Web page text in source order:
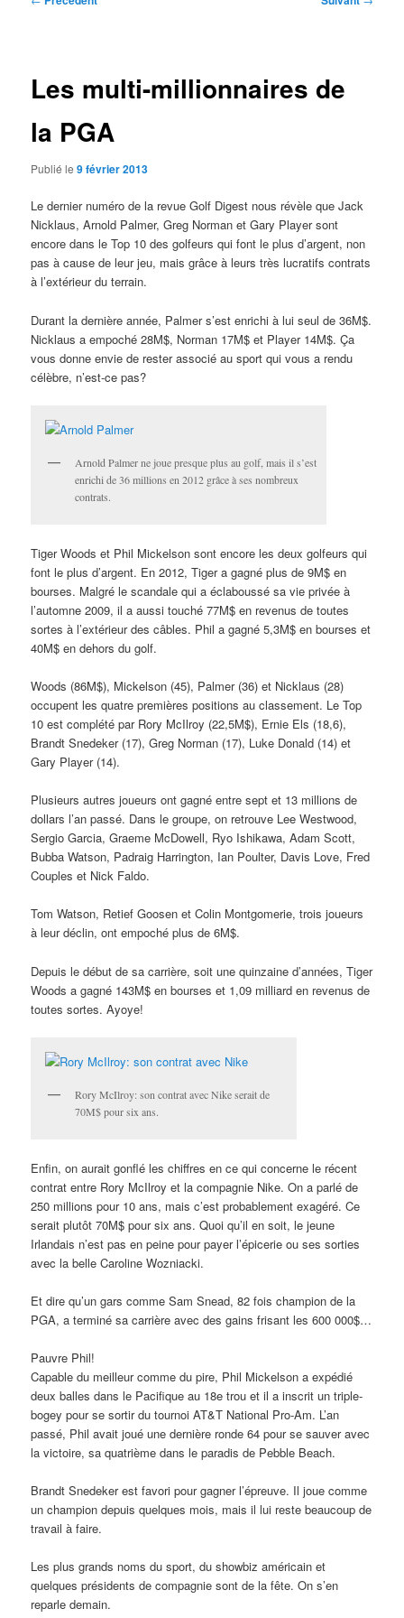
Les multi-millionnaires de
la PGA
Publié le9 février 2013
Le dernier numéro de la revue Golf Digest nous révèle que Jack
Nicklaus, Arnold Palmer, Greg Norman et Gary Player sont
encore dans le Top 10 des golfeurs qui font le plus d’argent, non
pas à cause de leur jeu, mais grâce à leurs très lucratifs contrats
à l’extérieur du terrain.
Durant la dernière année, Palmer s’est enrichi à lui seul de 36M$.
Nicklaus a empoché 28M$, Norman 17M$ et Player 14M$. Ça
vous donne envie de rester associé au sport qui vous a rendu
célèbre, n’est-ce pas?
Arnold Palmer ne joue presque plus au golf, mais il s’est
enrichi de 36 millions en 2012 grâce à ses nombreux
contrats.
Tiger Woods et Phil Mickelson sont encore les deux golfeurs qui
font le plus d’argent. En 2012, Tiger a gagné plus de 9M$ en
bourses. Malgré le scandale qui a éclaboussé sa vie privée à
l’automne 2009, il a aussi touché 77M$ en revenus de toutes
sortes à l’extérieur des câbles. Phil a gagné 5,3M$ en bourses et
40M$ en dehors du golf.
Woods (86M$), Mickelson (45), Palmer (36) et Nicklaus (28)
occupent les quatre premières positions au classement. Le Top
10 est complété par Rory McIlroy (22,5M$), Ernie Els (18,6),
Brandt Snedeker (17), Greg Norman (17), Luke Donald (14) et
Gary Player (14).
Plusieurs autres joueurs ont gagné entre sept et 13 millions de
dollars l’an passé. Dans le groupe, on retrouve Lee Westwood,
Sergio Garcia, Graeme McDowell, Ryo Ishikawa, Adam Scott,
Bubba Watson, Padraig Harrington, Ian Poulter, Davis Love, Fred
Couples et Nick Faldo.
Tom Watson, Retief Goosen et Colin Montgomerie, trois joueurs
à leur déclin, ont empoché plus de 6M$.
Depuis le début de sa carrière, soit une quinzaine d’années, Tiger
Woods a gagné 143M$ en bourses et 1,09 milliard en revenus de
toutes sortes. Ayoye!
Rory McIlroy: son contrat avec Nike serait de
70M$ pour six ans.
Enfin, on aurait gonflé les chiffres en ce qui concerne le récent
contrat entre Rory McIlroy et la compagnie Nike. On a parlé de
250 millions pour 10 ans, mais c’est probablement exagéré. Ce
serait plutôt 70M$ pour six ans. Quoi qu’il en soit, le jeune
Irlandais n’est pas en peine pour payer l’épicerie ou ses sorties
avec la belle Caroline Wozniacki.
Et dire qu’un gars comme Sam Snead, 82 fois champion de la
PGA, a terminé sa carrière avec des gains frisant les 600 000$…
Pauvre Phil!
Capable du meilleur comme du pire, Phil Mickelson a expédié
deux balles dans le Pacifique au 18e trou et il a inscrit un triple-
bogey pour se sortir du tournoi AT&T National Pro-Am. L’an
passé, Phil avait joué une dernière ronde 64 pour se sauver avec
la victoire, sa quatrième dans le paradis de Pebble Beach.
Brandt Snedeker est favori pour gagner l’épreuve. Il joue comme
un champion depuis quelques mois, mais il lui reste beaucoup de
travail à faire.
Les plus grands noms du sport, du showbiz américain et
quelques présidents de compagnie sont de la fête. On s’en
reparle demain.